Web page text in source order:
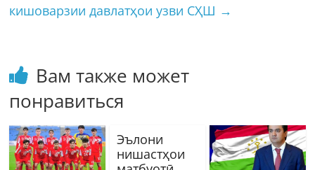
кишоварзии давлатҳои узви СҲШ →
Вам также может
понравиться
Эълони
нишастҳои